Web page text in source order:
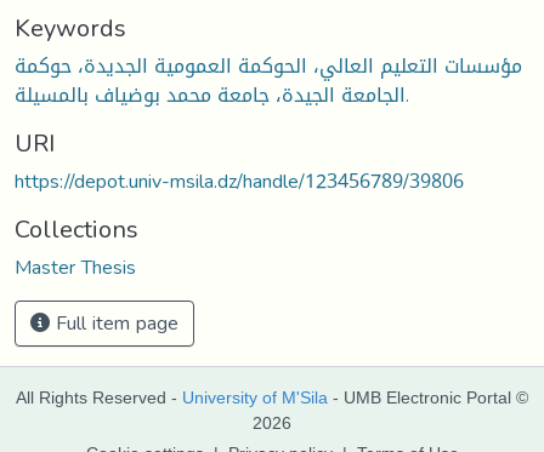
Keywords
مؤسسات التعلیم العالي، الحوكمة العمومیة الجدیدة، حوكمة
الجامعة الجیدة، جامعة محمد بوضیاف بالمسیلة.
URI
https://depot.univ-msila.dz/handle/123456789/39806
Collections
Master Thesis
Full item page
All Rights Reserved - University of M'Sila - UMB Electronic Portal ©
2026